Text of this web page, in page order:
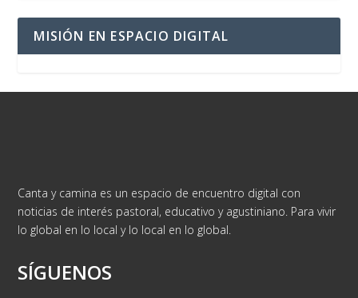
MISIÓN EN ESPACIO DIGITAL
Canta y camina es un espacio de encuentro digital con
noticias de interés pastoral, educativo y agustiniano. Para vivir
lo global en lo local y lo local en lo global.
SÍGUENOS